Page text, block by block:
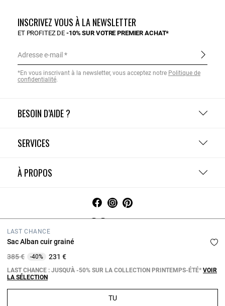
LAST CHANCE
Sac Alban cuir grainé
Prix réduit à partir de
385 €à -40% 231 €
LAST CHANCE : JUSQU'À -50% SUR LA COLLECTION PRINTEMPS-ÉTÉ* VOIR
LA SÉLECTION
TU
BESOIN D’AIDE ?
SERVICES
À PROPOS
INSCRIVEZ VOUS À LA NEWSLETTER
ET PROFITEZ DE-10% SUR VOTRE PREMIER ACHAT*
Adresse e-mail
*En vous inscrivant à la newsletter, vous acceptez notre Politique de
confidentialité.
CGV Politique de confidentialité
Copyright © 2026 Claudie Pierlot. Tous droits réservés.